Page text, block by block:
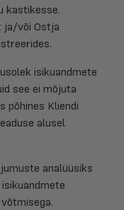
kastikesse.
ja/või Ostja
isikuandmete
see ei mõjuta
põhines Kliendi
alusel
analüüsiks